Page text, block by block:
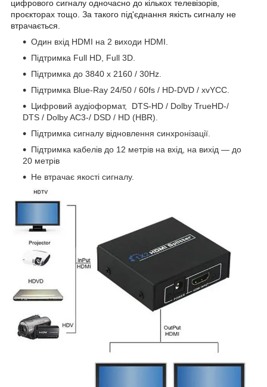
цифрового сигналу одночасно до кількох телевізорів,
проєкторах тощо. За такого під'єднання якість сигналу не
втрачається.
Один вхід HDMI на 2 виходи HDMI.
Підтримка Full HD, Full 3D.
Підтримка до 3840 x 2160 / 30Hz.
Підтримка Blue-Ray 24/50 / 60fs / HD-DVD / xvYCC.
Цифровий аудіоформат, DTS-HD / Dolby TrueHD-/
DTS / Dolby AC3-/ DSD / HD (HBR).
Підтримка сигналу відновлення синхронізації.
Підтримка кабелів до 12 метрів на вхід, на вихід — до
20 метрів
Не втрачає якості сигналу.